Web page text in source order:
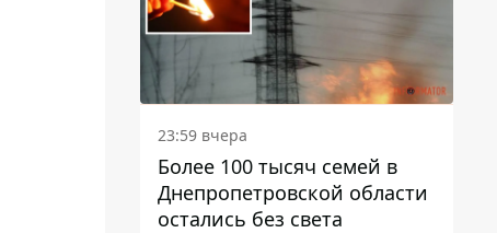
23:59 вчера
Более 100 тысяч семей в
Днепропетровской области
остались без света